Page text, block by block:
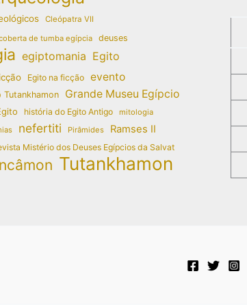
Cleópatra VII
de tumba egípcia deuses
egiptomania Egito
Egito na ficção evento
Tutankhamon Grande Museu Egípcio
história do Egito Antigo mitologia
nefertiti Pirâmides Ramses II
Mistério dos Deuses Egípcios da Salvat
Tutankhamon